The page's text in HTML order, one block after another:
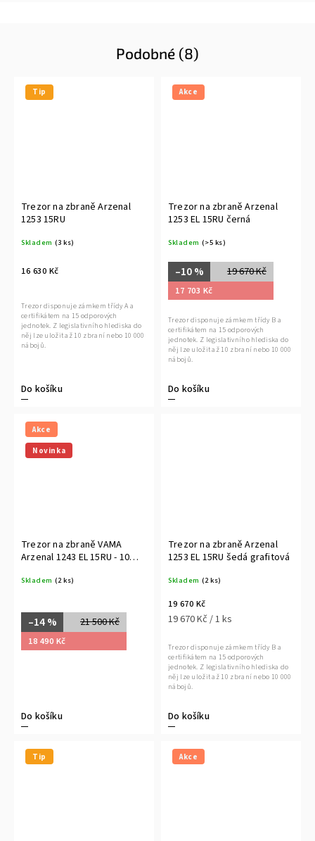
Podobné (8)
Tip
Trezor na zbraně Arzenal
1253 15RU
Skladem (3 ks)
16 630 Kč
Do košíku
Trezor disponuje zámkem třídy A a
certifikátem na 15 odporových
jednotek. Z legislativního hlediska do
něj lze uložit až 10 zbraní nebo 10 000
nábojů.
Akce
Trezor na zbraně Arzenal
1253 EL 15RU černá
Skladem (>5 ks)
19 670 Kč
–10 %
17 703 Kč
Do košíku
Trezor disponuje zámkem třídy B a
certifikátem na 15 odporových
jednotek. Z legislativního hlediska do
něj lze uložit až 10 zbraní nebo 10 000
nábojů.
Akce
Novinka
Trezor na zbraně VAMA
Arzenal 1243 EL 15RU - 10
Skladem (2 ks)
21 500 Kč
–14 %
18 490 Kč
Do košíku
Trezor na zbraně Arzenal
1253 EL 15RU šedá grafitová
Skladem (2 ks)
19 670 Kč
19 670 Kč / 1 ks
Do košíku
Trezor disponuje zámkem třídy B a
certifikátem na 15 odporových
jednotek. Z legislativního hlediska do
něj lze uložit až 10 zbraní nebo 10 000
nábojů.
Tip Akce